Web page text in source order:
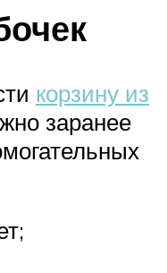
корзину из
заранее